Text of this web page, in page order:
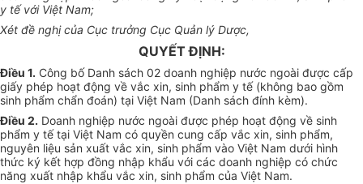
y tế với Việt Nam;
Xét đề nghị của Cục trưởng Cục Quản lý Dược,
QUYẾT ĐỊNH:
Điều 1. Công bố Danh sách 02 doanh nghiệp nước ngoài được cấp
giấy phép hoạt động về vắc xin, sinh phẩm y tế (không bao gồm
sinh phẩm chẩn đoán) tại Việt Nam (Danh sách đính kèm).
Điều 2. Doanh nghiệp nước ngoài được phép hoạt động về sinh
phẩm y tế tại Việt Nam có quyền cung cấp vắc xin, sinh phẩm,
nguyên liệu sản xuất vắc xin, sinh phẩm vào Việt Nam dưới hình
thức ký kết hợp đồng nhập khẩu với các doanh nghiệp có chức
năng xuất nhập khẩu vắc xin, sinh phẩm của Việt Nam.